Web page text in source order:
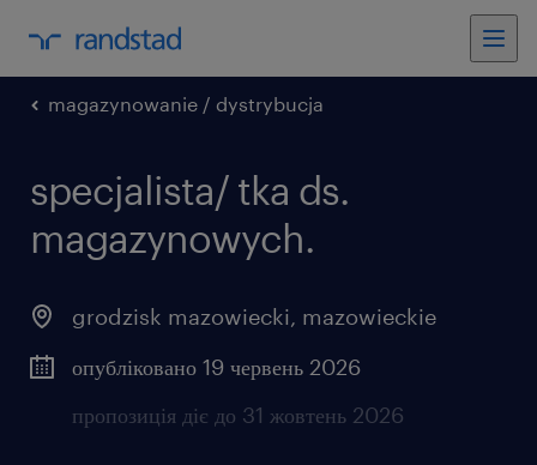
magazynowanie / dystrybucja
specjalista/ tka ds.
magazynowych.
grodzisk mazowiecki, mazowieckie
опубліковано 19 червень 2026
пропозиція діє до 31 жовтень 2026